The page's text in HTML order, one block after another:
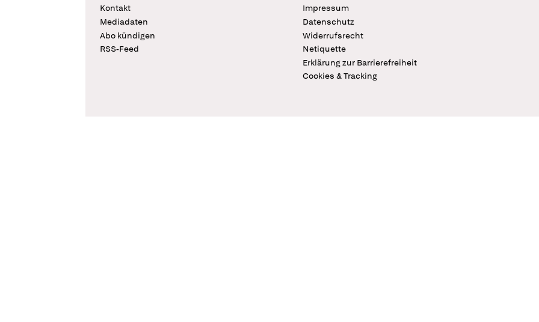
Kontakt
Mediadaten
Abo kündigen
RSS-Feed
Impressum
Datenschutz
Widerrufsrecht
Netiquette
Erklärung zur Barrierefreiheit
Cookies & Tracking